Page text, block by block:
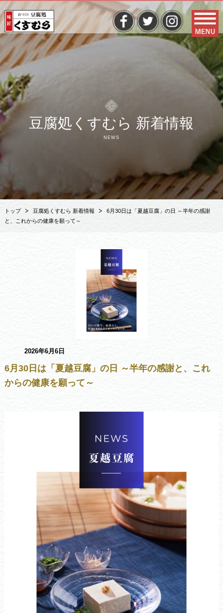
豆腐処くすむら 新着情報
NEWS
トップ 豆腐処くすむら 新着情報
6月30日は「夏越豆腐」の日 ～半年の感謝
と、これからの健康を願って～
2026年6月6日
6月30日は「夏越豆腐」の日 ～半年の感謝と、これ
からの健康を願って～